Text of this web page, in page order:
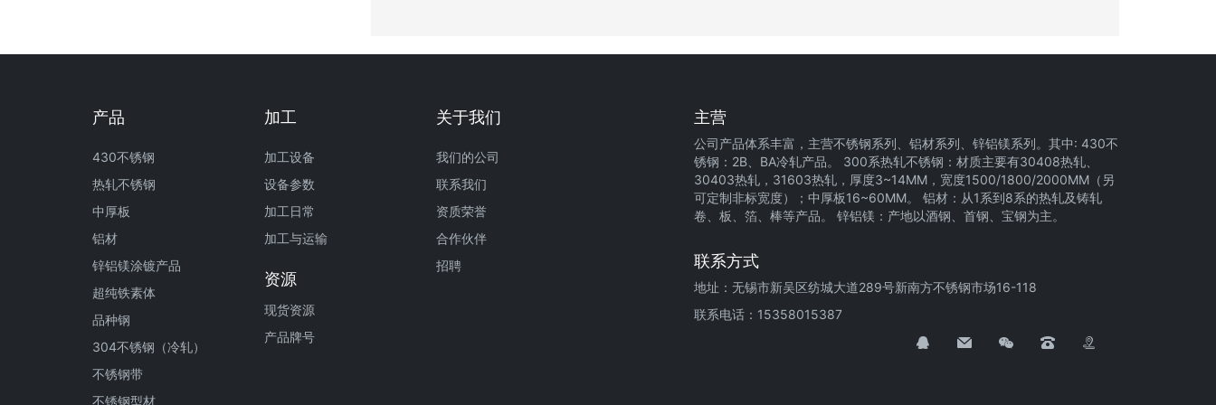
产品
430不锈钢
热轧不锈钢
中厚板
铝材
锌铝镁涂镀产品
超纯铁素体
品种钢
304不锈钢（冷轧）
不锈钢带
不锈钢型材
加工
加工设备
设备参数
加工日常
加工与运输
资源
现货资源
产品牌号
关于我们
我们的公司
联系我们
资质荣誉
合作伙伴
招聘
主营
公司产品体系丰富，主营不锈钢系列、铝材系列、锌铝镁系列。其中: 430不
锈钢：2B、BA冷轧产品。 300系热轧不锈钢：材质主要有30408热轧、
30403热轧，31603热轧，厚度3~14MM，宽度1500/1800/2000MM（另
可定制非标宽度）；中厚板16~60MM。 铝材：从1系到8系的热轧及铸轧
卷、板、箔、棒等产品。 锌铝镁：产地以酒钢、首钢、宝钢为主。
联系方式
地址：无锡市新吴区纺城大道289号新南方不锈钢市场16-118
联系电话：15358015387